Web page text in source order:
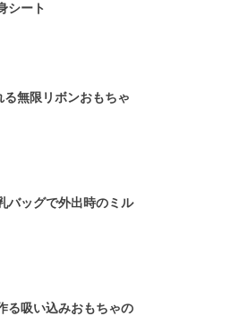
シート
る無限リボンおもちゃ
バッグで外出時のミル
る吸い込みおもちゃの